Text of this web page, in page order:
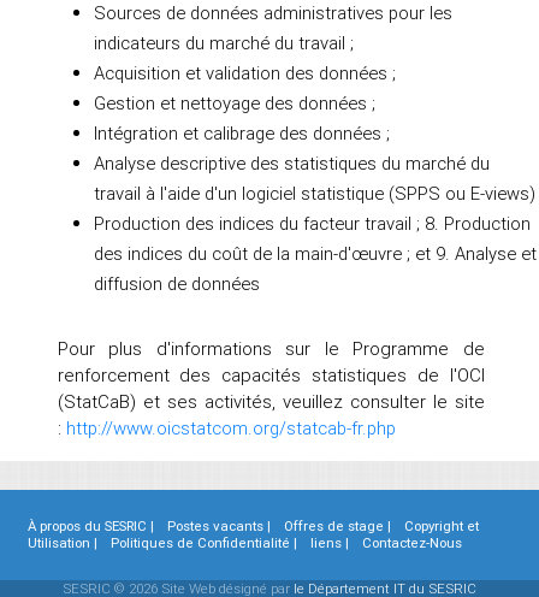
Sources de données administratives pour les
indicateurs du marché du travail ;
Acquisition et validation des données ;
Gestion et nettoyage des données ;
Intégration et calibrage des données ;
Analyse descriptive des statistiques du marché du
travail à l'aide d'un logiciel statistique (SPPS ou E-views)
Production des indices du facteur travail ; 8. Production
des indices du coût de la main-d'œuvre ; et 9. Analyse et
diffusion de données
Pour plus d'informations sur le Programme de
renforcement des capacités statistiques de l'OCI
(StatCaB) et ses activités, veuillez consulter le site
: http://www.oicstatcom.org/statcab-fr.php
À propos du SESRIC | Postes vacants | Offres de stage |
Copyright et
Utilisation |
Politiques de Confidentialité | liens | Contactez-Nous
SESRIC © 2026 Site Web désigné par le Département IT du SESRIC